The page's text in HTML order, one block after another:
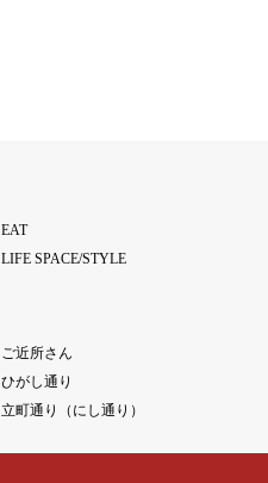
EAT
LIFE SPACE/STYLE
ご近所さん
ひがし通り
立町通り（にし通り）